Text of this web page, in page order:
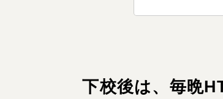
下校後は、毎晩